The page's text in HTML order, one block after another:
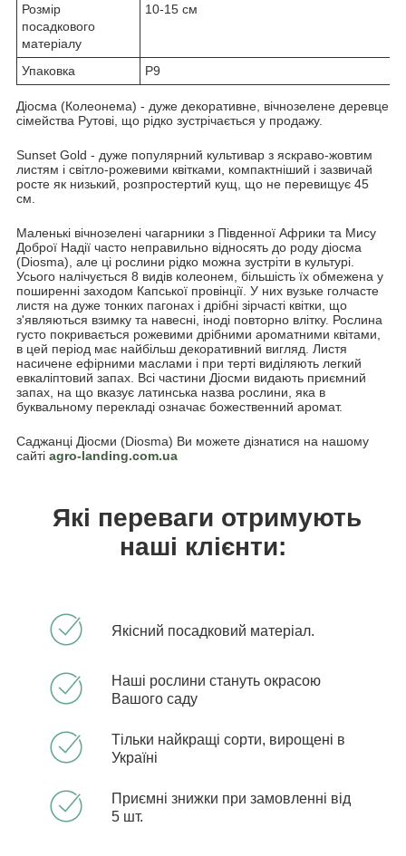
Розмір
посадкового
матеріалу
10-15 см
Упаковка P9
Діосма (Колеонема) - дуже декоративне, вічнозелене деревце
сімейства Рутові, що рідко зустрічається у продажу.
Sunset Gold - дуже популярний культивар з яскраво-жовтим
листям і світло-рожевими квітками, компактніший і зазвичай
росте як низький, розпростертий кущ, що не перевищує 45
см.
Маленькі вічнозелені чагарники з Південної Африки та Мису
Доброї Надії часто неправильно відносять до роду діосма
(Diosma), але ці рослини рідко можна зустріти в культурі.
Усього налічується 8 видів колеонем, більшість їх обмежена у
поширенні заходом Капської провінції. У них вузьке голчасте
листя на дуже тонких пагонах і дрібні зірчасті квітки, що
з'являються взимку та навесні, іноді повторно влітку. Рослина
густо покривається рожевими дрібними ароматними квітами,
в цей період має найбільш декоративний вигляд. Листя
насичене ефірними маслами і при терті виділяють легкий
евкаліптовий запах. Всі частини Діосми видають приємний
запах, на що вказує латинська назва рослини, яка в
буквальному перекладі означає божественний аромат.
Саджанці Діосми (Diosma) Ви можете дізнатися на нашому
сайті agro-landing.com.ua
Які переваги отримують
наші клієнти:
Якісний посадковий матеріал.
Наші рослини стануть окрасою
Вашого саду
Тільки найкращі сорти, вирощені в
Україні
Приємні знижки при замовленні від
5 шт.